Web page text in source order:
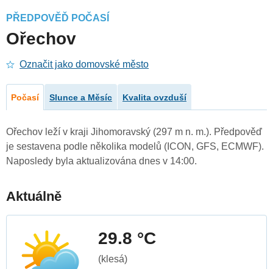
PŘEDPOVĚĎ POČASÍ
Ořechov
Označit jako domovské město
Počasí Slunce a Měsíc Kvalita ovzduší
Ořechov leží v kraji Jihomoravský (297 m n. m.). Předpověď
je sestavena podle několika modelů (ICON, GFS, ECMWF).
Naposledy byla aktualizována dnes v 14:00.
Aktuálně
29.8 °C
(klesá)